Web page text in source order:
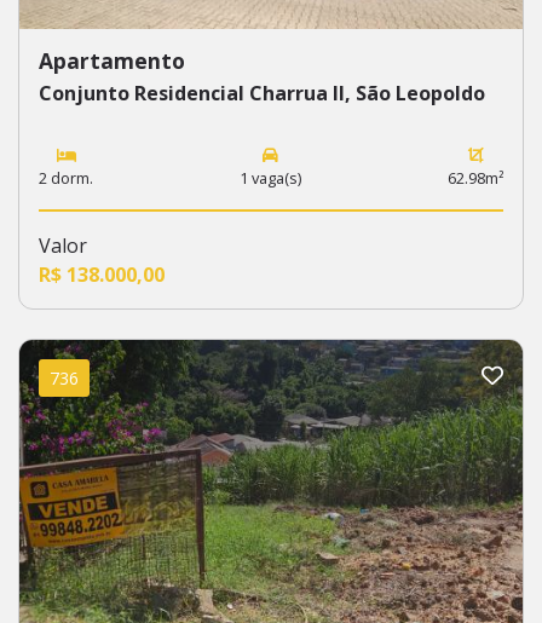
Apartamento
Conjunto Residencial Charrua II, São Leopoldo
2 dorm. 1 vaga(s) 62.98m²
Valor
R$ 138.000,00
736